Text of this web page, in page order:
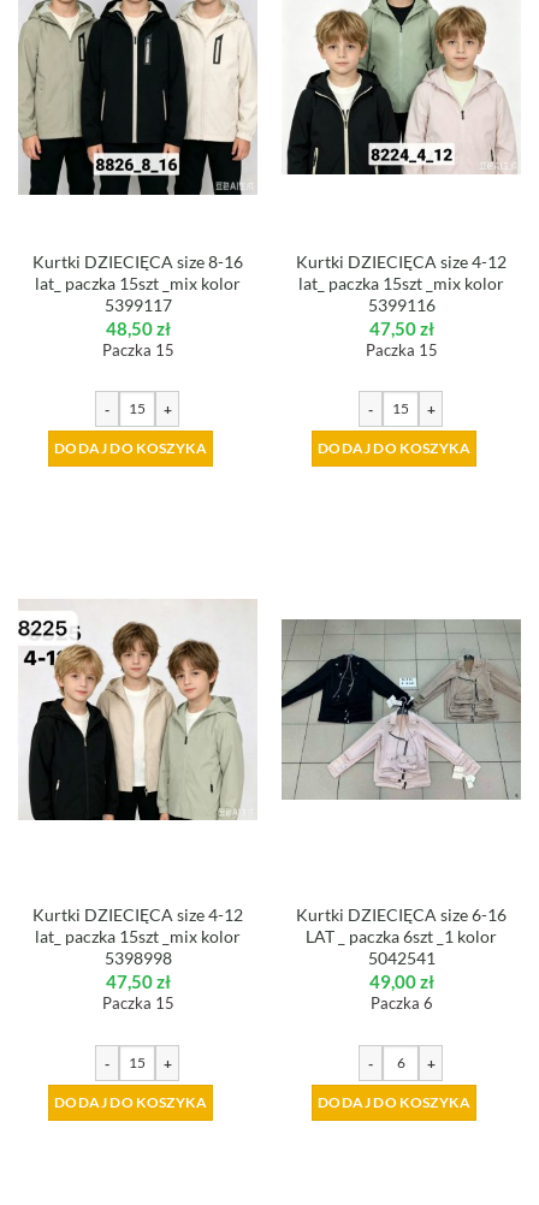
Kurtki DZIECIĘCA size 8-16
lat_ paczka 15szt _mix kolor
5399117
48,50zł
Paczka 15
- +
DODAJ DO KOSZYKA
Kurtki DZIECIĘCA size 4-12
lat_ paczka 15szt _mix kolor
5399116
47,50zł
Paczka 15
- +
DODAJ DO KOSZYKA
Kurtki DZIECIĘCA size 4-12
lat_ paczka 15szt _mix kolor
5398998
47,50zł
Paczka 15
- +
DODAJ DO KOSZYKA
Kurtki DZIECIĘCA size 6-16
LAT _ paczka 6szt _1 kolor
5042541
49,00zł
Paczka 6
- +
DODAJ DO KOSZYKA